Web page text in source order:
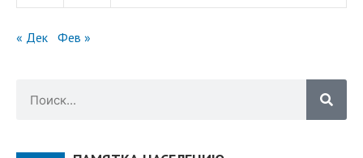
« Дек Фев »